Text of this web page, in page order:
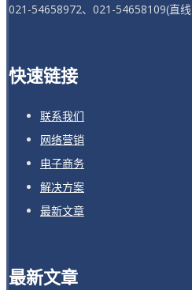
021-54658972、021-54658109(直
快速链接
联系我们
网络营销
电子商务
解决方案
最新文章
最新文章